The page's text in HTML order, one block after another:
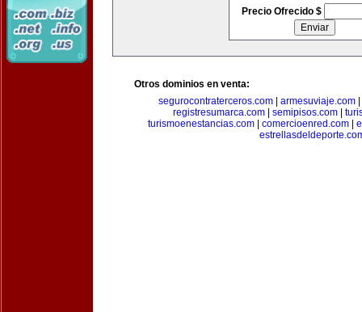
Precio Ofrecido $
Otros dominios en venta:
segurocontraterceros.com| armesuviaje.com|
registresumarca.com| semipisos.com|
turismoenestancias.com
comercioenred.com